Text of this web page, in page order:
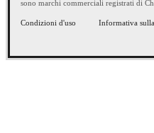
sono marchi commerciali registrati di
Condizioni d'uso Informativa